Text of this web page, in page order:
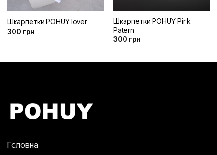
Шкарпетки POHUY lover
300 грн
Шкарпетки POHUY Pink
Patern
300 грн
Головна